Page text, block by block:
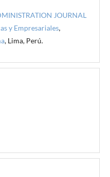
JOURNAL
y Empresariales,
, Lima, Perú.